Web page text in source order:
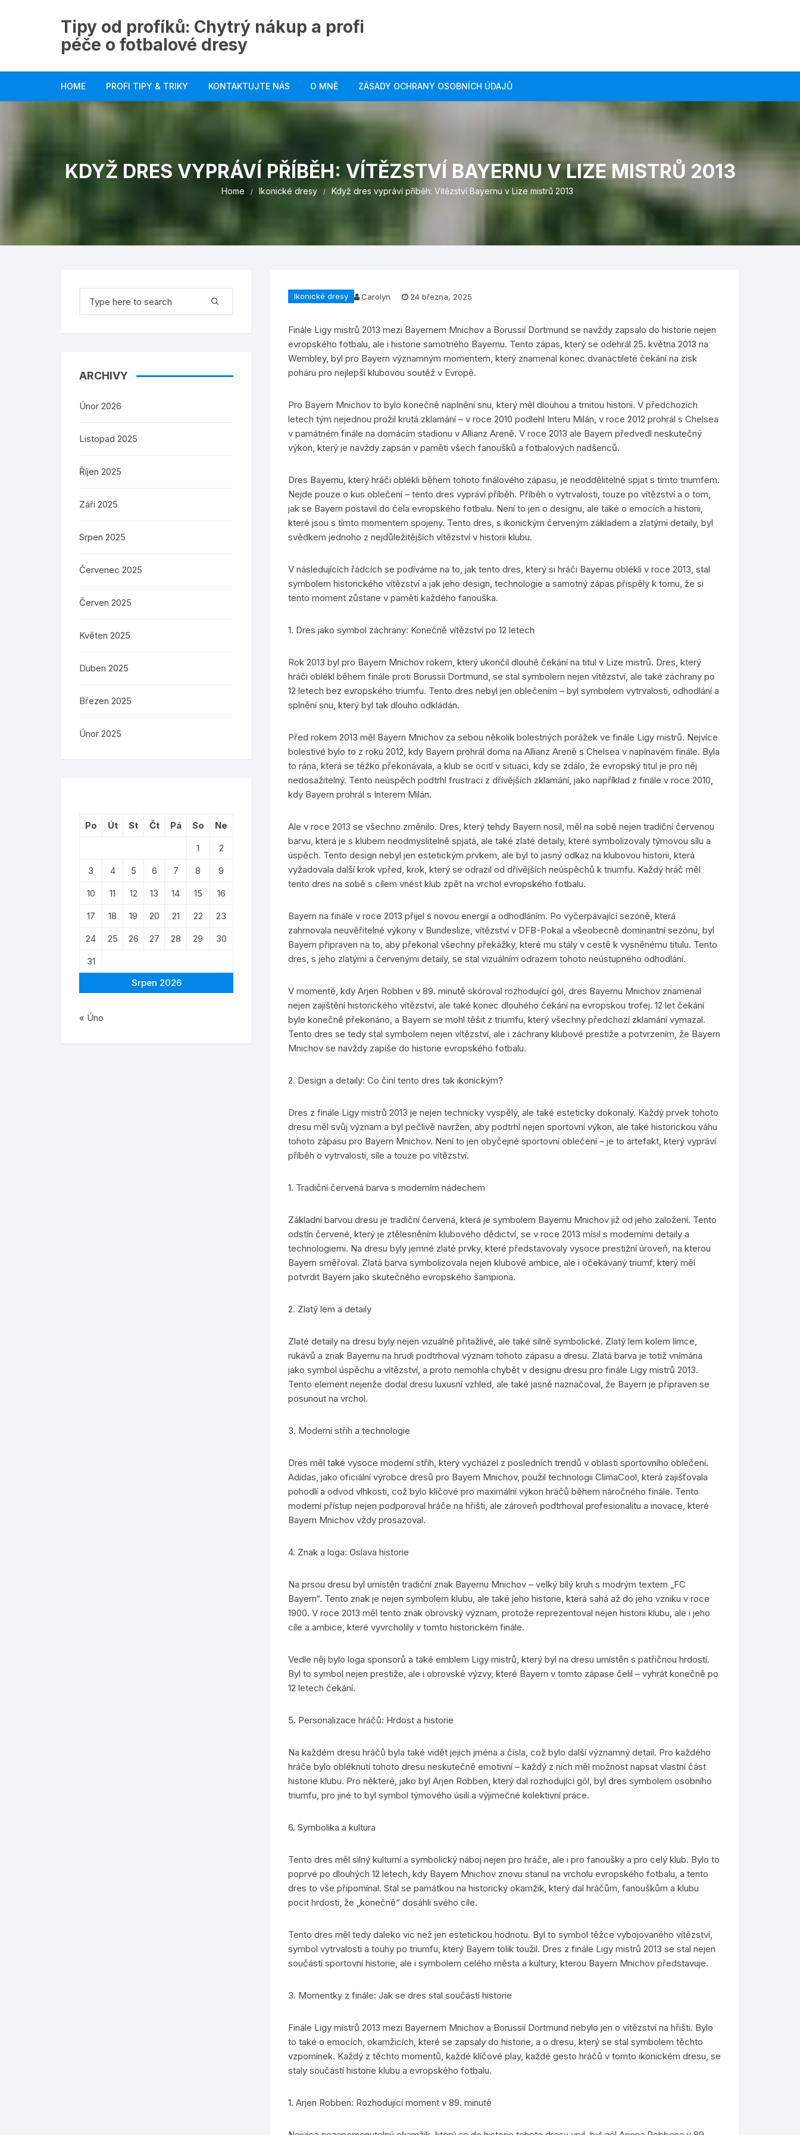
Tipy od profíků: Chytrý nákup a profi
péče o fotbalové dresy
HOME PROFI TIPY & TRIKY KONTAKTUJTE NÁS O MNĚ ZÁSADY OCHRANY OSOBNÍCH ÚDAJŮ
KDYŽ DRES VYPRÁVÍ PŘÍBĚH: VÍTĚZSTVÍ BAYERNU V LIZE MISTRŮ 2013
Home Ikonické dresy Když dres vypráví příběh: Vítězství Bayernu v Lize mistrů 2013
Ikonické dresy Carolyn 24 března, 2025
Finále Ligy mistrů 2013 mezi Bayernem Mnichov a Borussií Dortmund se navždy zapsalo do historie nejen
evropského fotbalu, ale i historie samotného Bayernu. Tento zápas, který se odehrál 25. května 2013 na
Wembley, byl pro Bayern významným momentem, který znamenal konec dvanáctileté čekání na zisk
poháru pro nejlepší klubovou soutěž v Evropě.
Pro Bayern Mnichov to bylo konečně naplnění snu, který měl dlouhou a trnitou historii. V předchozích
letech tým nejednou prožil krutá zklamání – v roce 2010 podlehl Interu Milán, v roce 2012 prohrál s Chelsea
v památném finále na domácím stadionu v Allianz Areně. V roce 2013 ale Bayern předvedl neskutečný
výkon, který je navždy zapsán v paměti všech fanoušků a fotbalových nadšenců.
Dres Bayernu, který hráči oblékli během tohoto finálového zápasu, je neoddělitelně spjat s tímto triumfem.
Nejde pouze o kus oblečení – tento dres vypráví příběh. Příběh o vytrvalosti, touze po vítězství a o tom,
jak se Bayern postavil do čela evropského fotbalu. Není to jen o designu, ale také o emocích a historii,
které jsou s tímto momentem spojeny. Tento dres, s ikonickým červeným základem a zlatými detaily, byl
svědkem jednoho z nejdůležitějších vítězství v historii klubu.
V následujících řádcích se podíváme na to, jak tento dres, který si hráči Bayernu oblékli v roce 2013, stal
symbolem historického vítězství a jak jeho design, technologie a samotný zápas přispěly k tomu, že si
tento moment zůstane v paměti každého fanouška.
1. Dres jako symbol záchrany: Konečně vítězství po 12 letech
Rok 2013 byl pro Bayern Mnichov rokem, který ukončil dlouhé čekání na titul v Lize mistrů. Dres, který
hráči oblékl během finále proti Borussii Dortmund, se stal symbolem nejen vítězství, ale také záchrany po
12 letech bez evropského triumfu. Tento dres nebyl jen oblečením – byl symbolem vytrvalosti, odhodlání a
splnění snu, který byl tak dlouho odkládán.
Před rokem 2013 měl Bayern Mnichov za sebou několik bolestných porážek ve finále Ligy mistrů. Nejvíce
bolestivé bylo to z roku 2012, kdy Bayern prohrál doma na Allianz Areně s Chelsea v napínavém finále. Byla
to rána, která se těžko překonávala, a klub se ocitl v situaci, kdy se zdálo, že evropský titul je pro něj
nedosažitelný. Tento neúspěch podtrhl frustraci z dřívějších zklamání, jako například z finále v roce 2010,
kdy Bayern prohrál s Interem Milán.
Ale v roce 2013 se všechno změnilo. Dres, který tehdy Bayern nosil, měl na sobě nejen tradiční červenou
barvu, která je s klubem neodmyslitelně spjatá, ale také zlaté detaily, které symbolizovaly týmovou sílu a
úspěch. Tento design nebyl jen estetickým prvkem, ale byl to jasný odkaz na klubovou historii, která
vyžadovala další krok vpřed, krok, který se odrazil od dřívějších neúspěchů k triumfu. Každý hráč měl
tento dres na sobě s cílem vnést klub zpět na vrchol evropského fotbalu.
Bayern na finále v roce 2013 přijel s novou energií a odhodláním. Po vyčerpávající sezóně, která
zahrnovala neuvěřitelné výkony v Bundeslize, vítězství v DFB-Pokal a všeobecně dominantní sezónu, byl
Bayern připraven na to, aby překonal všechny překážky, které mu stály v cestě k vysněnému titulu. Tento
dres, s jeho zlatými a červenými detaily, se stal vizuálním odrazem tohoto neústupného odhodlání.
V momentě, kdy Arjen Robben v 89. minutě skóroval rozhodující gól, dres Bayernu Mnichov znamenal
nejen zajištění historického vítězství, ale také konec dlouhého čekání na evropskou trofej. 12 let čekání
bylo konečně překonáno, a Bayern se mohl těšit z triumfu, který všechny předchozí zklamání vymazal.
Tento dres se tedy stal symbolem nejen vítězství, ale i záchrany klubové prestiže a potvrzením, že Bayern
Mnichov se navždy zapíše do historie evropského fotbalu.
2. Design a detaily: Co činí tento dres tak ikonickým?
Dres z finále Ligy mistrů 2013 je nejen technicky vyspělý, ale také esteticky dokonalý. Každý prvek tohoto
dresu měl svůj význam a byl pečlivě navržen, aby podtrhl nejen sportovní výkon, ale také historickou váhu
tohoto zápasu pro Bayern Mnichov. Není to jen obyčejné sportovní oblečení – je to artefakt, který vypráví
příběh o vytrvalosti, síle a touze po vítězství.
1. Tradiční červená barva s moderním nádechem
Základní barvou dresu je tradiční červená, která je symbolem Bayernu Mnichov již od jeho založení. Tento
odstín červené, který je ztělesněním klubového dědictví, se v roce 2013 mísil s moderními detaily a
technologiemi. Na dresu byly jemné zlaté prvky, které představovaly vysoce prestižní úroveň, na kterou
Bayern směřoval. Zlatá barva symbolizovala nejen klubové ambice, ale i očekávaný triumf, který měl
potvrdit Bayern jako skutečného evropského šampiona.
2. Zlatý lem a detaily
Zlaté detaily na dresu byly nejen vizuálně přitažlivé, ale také silně symbolické. Zlatý lem kolem límce,
rukávů a znak Bayernu na hrudi podtrhoval význam tohoto zápasu a dresu. Zlatá barva je totiž vnímána
jako symbol úspěchu a vítězství, a proto nemohla chybět v designu dresu pro finále Ligy mistrů 2013.
Tento element nejenže dodal dresu luxusní vzhled, ale také jasně naznačoval, že Bayern je připraven se
posunout na vrchol.
3. Moderní střih a technologie
Dres měl také vysoce moderní střih, který vycházel z posledních trendů v oblasti sportovního oblečení.
Adidas, jako oficiální výrobce dresů pro Bayern Mnichov, použil technologii ClimaCool, která zajišťovala
pohodlí a odvod vlhkosti, což bylo klíčové pro maximální výkon hráčů během náročného finále. Tento
moderní přístup nejen podporoval hráče na hřišti, ale zároveň podtrhoval profesionalitu a inovace, které
Bayern Mnichov vždy prosazoval.
4. Znak a loga: Oslava historie
Na prsou dresu byl umístěn tradiční znak Bayernu Mnichov – velký bílý kruh s modrým textem „FC
Bayern“. Tento znak je nejen symbolem klubu, ale také jeho historie, která sahá až do jeho vzniku v roce
1900. V roce 2013 měl tento znak obrovský význam, protože reprezentoval nejen historii klubu, ale i jeho
cíle a ambice, které vyvrcholily v tomto historickém finále.
Vedle něj bylo loga sponsorů a také emblem Ligy mistrů, který byl na dresu umístěn s patřičnou hrdostí.
Byl to symbol nejen prestiže, ale i obrovské výzvy, které Bayern v tomto zápase čelil – vyhrát konečně po
12 letech čekání.
5. Personalizace hráčů: Hrdost a historie
Na každém dresu hráčů byla také vidět jejich jména a čísla, což bylo další významný detail. Pro každého
hráče bylo obléknutí tohoto dresu neskutečně emotivní – každý z nich měl možnost napsat vlastní část
historie klubu. Pro některé, jako byl Arjen Robben, který dal rozhodující gól, byl dres symbolem osobního
triumfu, pro jiné to byl symbol týmového úsilí a výjimečné kolektivní práce.
6. Symbolika a kultura
Tento dres měl silný kulturní a symbolický náboj nejen pro hráče, ale i pro fanoušky a pro celý klub. Bylo to
poprvé po dlouhých 12 letech, kdy Bayern Mnichov znovu stanul na vrcholu evropského fotbalu, a tento
dres to vše připomínal. Stal se památkou na historický okamžik, který dal hráčům, fanouškům a klubu
pocit hrdosti, že „konečně“ dosáhli svého cíle.
Tento dres měl tedy daleko víc než jen estetickou hodnotu. Byl to symbol těžce vybojovaného vítězství,
symbol vytrvalosti a touhy po triumfu, který Bayern tolik toužil. Dres z finále Ligy mistrů 2013 se stal nejen
součástí sportovní historie, ale i symbolem celého města a kultury, kterou Bayern Mnichov představuje.
3. Momentky z finále: Jak se dres stal součástí historie
Finále Ligy mistrů 2013 mezi Bayernem Mnichov a Borussií Dortmund nebylo jen o vítězství na hřišti. Bylo
to také o emocích, okamžicích, které se zapsaly do historie, a o dresu, který se stal symbolem těchto
vzpomínek. Každý z těchto momentů, každé klíčové play, každé gesto hráčů v tomto ikonickém dresu, se
staly součástí historie klubu a evropského fotbalu.
1. Arjen Robben: Rozhodující moment v 89. minutě
for:
ARCHIVY
Únor 2026
Listopad 2025
Říjen 2025
Září 2025
Srpen 2025
Červenec 2025
Červen 2025
Květen 2025
Duben 2025
Březen 2025
Únor 2025
Srpen 2026
Po Út St Čt Pá So
Ne
1
2
3
4 5 6 7 8
9
10
11 12 13 14 15
16
17
18 19 20 21 22
23
24
25 26 27 28 29
30
31
« Úno